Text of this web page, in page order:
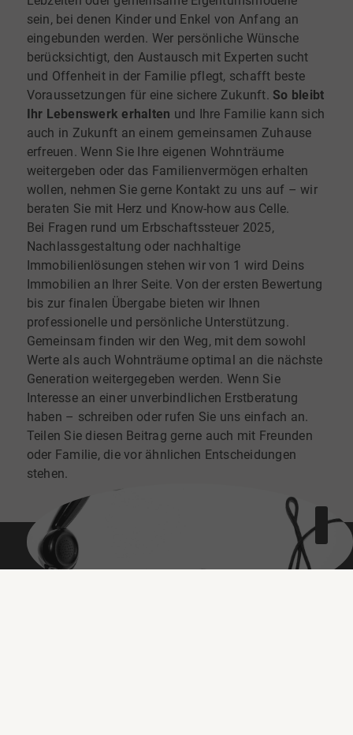
sein, bei denen Kinder und Enkel von Anfang an
eingebunden werden. Wer persönliche Wünsche
berücksichtigt, den Austausch mit Experten sucht
und Offenheit in der Familie pflegt, schafft beste
Voraussetzungen für eine sichere Zukunft. So bleibt
Ihr Lebenswerk erhalten und Ihre Familie kann sich
auch in Zukunft an einem gemeinsamen Zuhause
erfreuen. Wenn Sie Ihre eigenen Wohnträume
weitergeben oder das Familienvermögen erhalten
wollen, nehmen Sie gerne Kontakt zu uns auf – wir
beraten Sie mit Herz und Know-how aus Celle.
Bei Fragen rund um Erbschaftssteuer 2025,
Nachlassgestaltung oder nachhaltige
Immobilienlösungen stehen wir von 1 wird Deins
Immobilien an Ihrer Seite. Von der ersten Bewertung
bis zur finalen Übergabe bieten wir Ihnen
professionelle und persönliche Unterstützung.
Gemeinsam finden wir den Weg, mit dem sowohl
Werte als auch Wohnträume optimal an die nächste
Generation weitergegeben werden. Wenn Sie
Interesse an einer unverbindlichen Erstberatung
haben – schreiben oder rufen Sie uns einfach an.
Teilen Sie diesen Beitrag gerne auch mit Freunden
oder Familie, die vor ähnlichen Entscheidungen
stehen.